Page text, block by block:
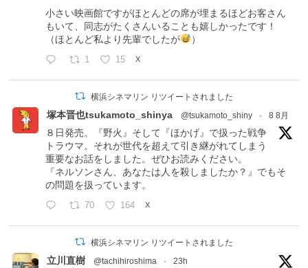
小さい映画館ですがほとんどの席が埋まるほどお客さん
もいて、同志がたくさんいることも嬉しかったです！
（ほとんど私より先輩でしたが
）
1 15 X
横浜シネマリン リツイートされました
塚本晋也tsukamoto_shinya @tsukamoto_shiny · 8 8月
８日発売。『野火』そして『ほかげ』で扱った戦争
トラウマ。それが世代を超えて引き継がれてしまう
重要なお話をしました。ぜひお読みください。
『ネルソンさん、あなたは人を殺しましたか？』でもそ
の問題を扱っています。
70 164 X
横浜シネマリン リツイートされました
立川直樹 @tachihiroshima · 23h